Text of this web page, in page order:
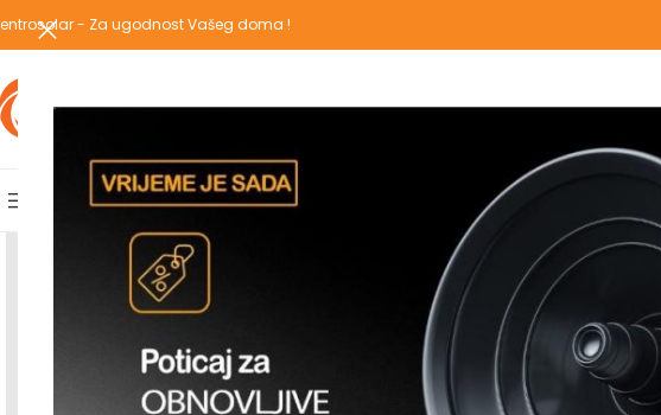
- Za ugodnost Vašeg doma !
POPULARNE KATEGORIJE PREGLEDAJ CIJELI WEBSHOP
AKCIJSKA PONUDA